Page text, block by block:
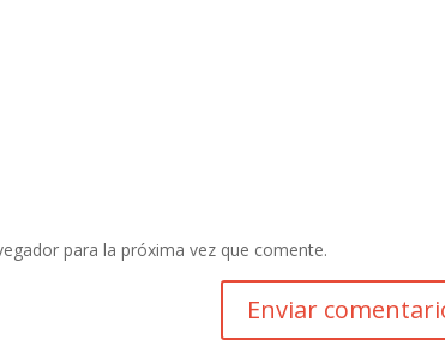
para la próxima vez que comente.